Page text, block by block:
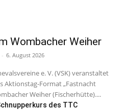
Wombacher Weiher
- 6. August 2026
e. V. (VSK) veranstaltet
Aktionstag-Format „Fastnacht
Weiher (Fischerhütte)....
des TTC